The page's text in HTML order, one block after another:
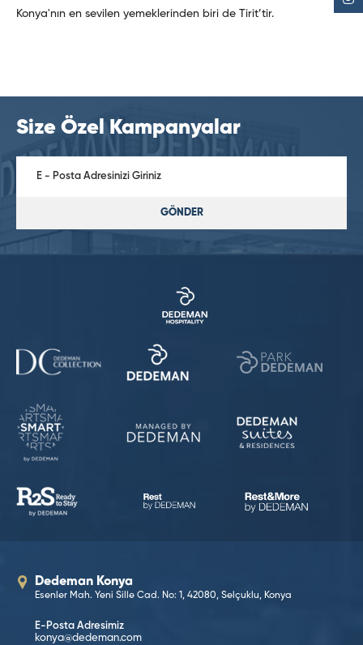
Konya'nın en sevilen yemeklerinden biri de Tirit’tir.
Size Özel Kampanyalar
GÖNDER
Dedeman Konya
Esenler Mah. Yeni Sille Cad. No: 1, 42080, Selçuklu, Konya
E-Posta Adresimiz
konya@dedeman.com